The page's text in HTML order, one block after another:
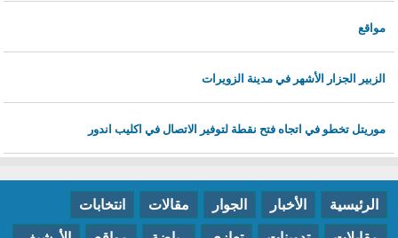
مواقع
الزبير الجزار الأشهر في مدينة الزويرات
موريتل تخطو في اتجاه فتح نقطة لتوفير الاتصال في اكليب اندور
الرئيسية الأخبار الجوار مقالات انتخابات